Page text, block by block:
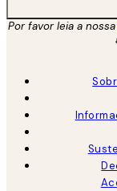
Por favor leia a nossa